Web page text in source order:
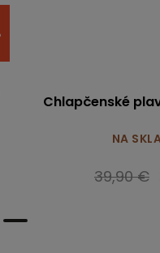
Chlapčenské
NA
39,90 €